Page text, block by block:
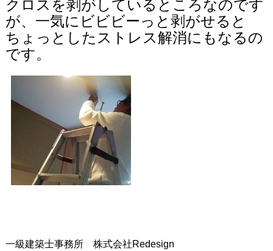
クロスを剥がしているところなのです
が、一気にビビビーっと剥がせると
ちょっとしたストレス解消にもなるの
です。
一級建築士事務所 株式会社Redesign